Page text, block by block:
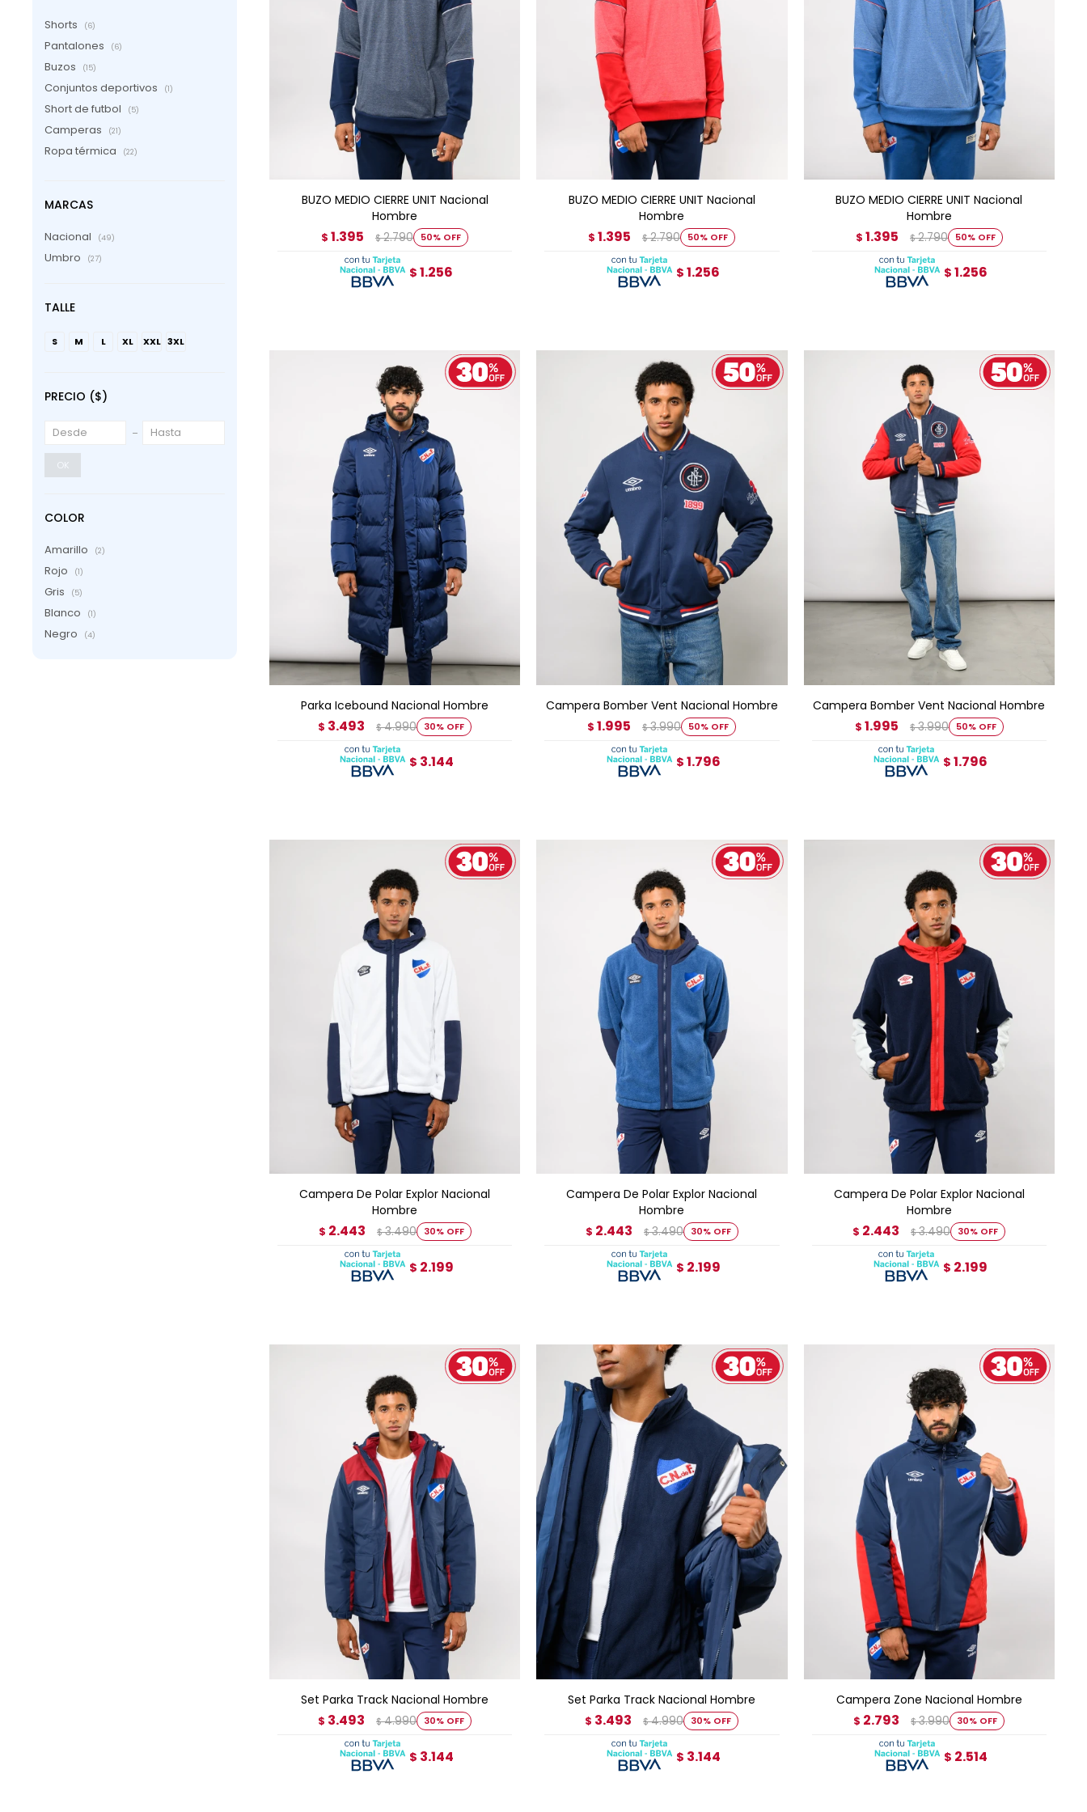
BUZO MEDIO CIERRE UNIT Nacional
Hombre
$ 1.395 $ 2.790 50
$ 1.256
AGREGAR AL CARRITO
BUZO MEDIO CIERRE UNIT Nacional
Hombre
$ 1.395 $ 2.790 50
$ 1.256
AGREGAR AL CARRITO
BUZO MEDIO CIERRE UNIT Nacional
Hombre
$ 1.395 $ 2.790 50
$ 1.256
AGREGAR AL CARRITO
Parka Icebound Nacional Hombre
$ 3.493 $ 4.990 30
$ 3.144
AGREGAR AL CARRITO
Campera Bomber Vent Nacional Hombre
$ 1.995 $ 3.990 50
$ 1.796
AGREGAR AL CARRITO
Campera Bomber Vent Nacional Hombre
$ 1.995 $ 3.990 50
$ 1.796
AGREGAR AL CARRITO
Campera De Polar Explor Nacional
Hombre
$ 2.443 $ 3.490 30
$ 2.199
AGREGAR AL CARRITO
Campera De Polar Explor Nacional
Hombre
$ 2.443 $ 3.490 30
$ 2.199
AGREGAR AL CARRITO
Campera De Polar Explor Nacional
Hombre
$ 2.443 $ 3.490 30
$ 2.199
AGREGAR AL CARRITO
Set Parka Track Nacional Hombre
$ 3.493 $ 4.990 30
$ 3.144
AGREGAR AL CARRITO
Set Parka Track Nacional Hombre
$ 3.493 $ 4.990 30
$ 3.144
AGREGAR AL CARRITO
Campera Zone Nacional Hombre
$ 2.793 $ 3.990 30
$ 2.514
AGREGAR AL CARRITO
Shorts (6)
Pantalones (6)
Buzos (15)
Conjuntos deportivos (1)
Short de futbol (5)
Camperas (21)
Ropa térmica (22)
MARCAS
Nacional (49)
Umbro (27)
TALLE
S M L XL XXL 3XL
PRECIO ($)
OK
COLOR
Amarillo (2)
Rojo (1)
Gris (5)
Blanco (1)
Negro (4)